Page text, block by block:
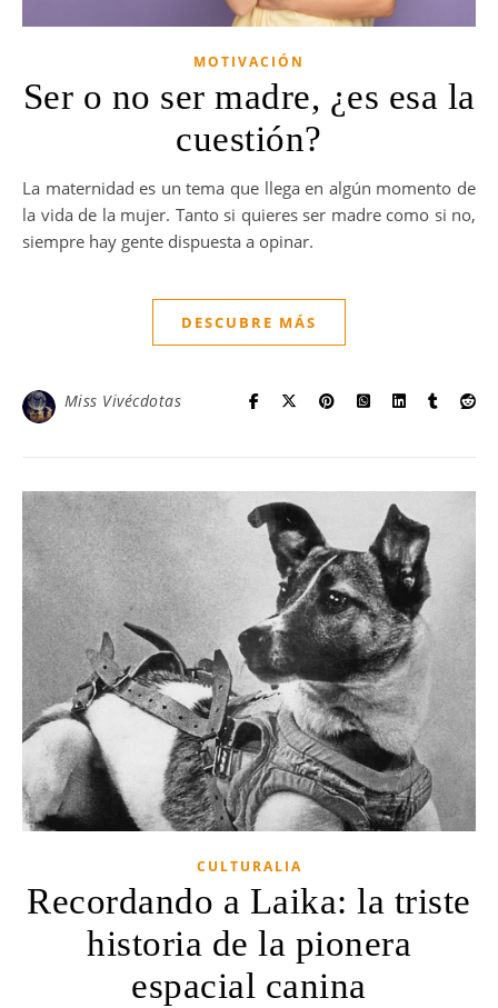
MOTIVACIÓN
Ser o no ser madre, ¿es esa la
cuestión?
La maternidad es un tema que llega en algún momento de
la vida de la mujer. Tanto si quieres ser madre como si no,
siempre hay gente dispuesta a opinar.
DESCUBRE MÁS
Miss Vivécdotas
CULTURALIA
Recordando a Laika: la triste
historia de la pionera
espacial canina